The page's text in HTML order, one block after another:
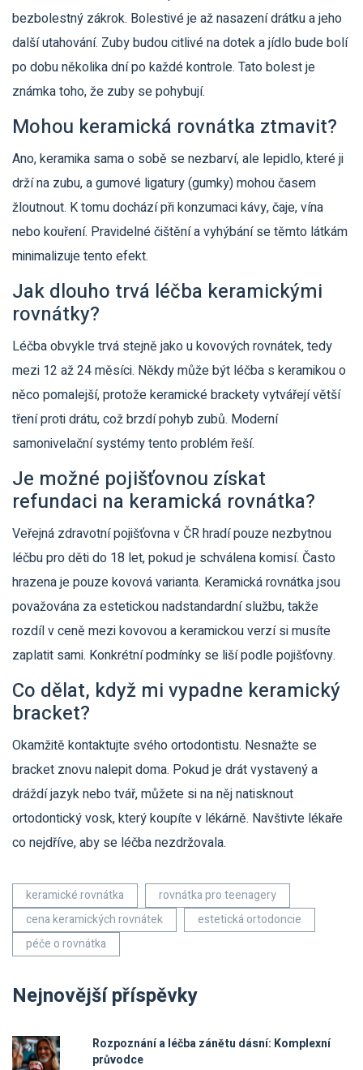
bezbolestný zákrok. Bolestivé je až nasazení drátku a jeho
další utahování. Zuby budou citlivé na dotek a jídlo bude bolí
po dobu několika dní po každé kontrole. Tato bolest je
známka toho, že zuby se pohybují.
Mohou keramická rovnátka ztmavit?
Ano, keramika sama o sobě se nezbarví, ale lepidlo, které ji
drží na zubu, a gumové ligatury (gumky) mohou časem
žloutnout. K tomu dochází při konzumaci kávy, čaje, vína
nebo kouření. Pravidelné čištění a vyhýbání se těmto látkám
minimalizuje tento efekt.
Jak dlouho trvá léčba keramickými
rovnátky?
Léčba obvykle trvá stejně jako u kovových rovnátek, tedy
mezi 12 až 24 měsíci. Někdy může být léčba s keramikou o
něco pomalejší, protože keramické brackety vytvářejí větší
tření proti drátu, což brzdí pohyb zubů. Moderní
samonivelační systémy tento problém řeší.
Je možné pojišťovnou získat
refundaci na keramická rovnátka?
Veřejná zdravotní pojišťovna v ČR hradí pouze nezbytnou
léčbu pro děti do 18 let, pokud je schválena komisí. Často
hrazena je pouze kovová varianta. Keramická rovnátka jsou
považována za estetickou nadstandardní službu, takže
rozdíl v ceně mezi kovovou a keramickou verzí si musíte
zaplatit sami. Konkrétní podmínky se liší podle pojišťovny.
Co dělat, když mi vypadne keramický
bracket?
Okamžitě kontaktujte svého ortodontistu. Nesnažte se
bracket znovu nalepit doma. Pokud je drát vystavený a
dráždí jazyk nebo tvář, můžete si na něj natisknout
ortodontický vosk, který koupíte v lékárně. Navštivte lékaře
co nejdříve, aby se léčba nezdržovala.
keramické rovnátka
rovnátka pro teenagery
cena keramických rovnátek
estetická ortodoncie
péče o rovnátka
Nejnovější příspěvky
Rozpoznání a léčba zánětu dásní: Komplexní
průvodce